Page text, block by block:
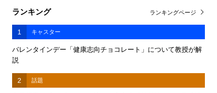
ランキング
1 キャスター
バレンタインデー「健康志向チョコレート」について教授が解
説
2 話題
ランキングページ